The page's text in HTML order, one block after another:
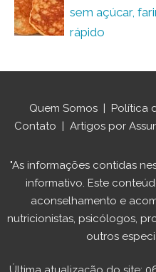
sem açúcar,
rápido
Quem Somos | Política
Contato | Artigos por
"As informações contidas
informativo. Este
aconselhamento e
nutricionistas, psicólogos,
outros